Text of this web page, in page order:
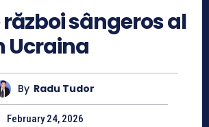
război sângeros al
Ucraina
By Radu Tudor
February 24, 2026